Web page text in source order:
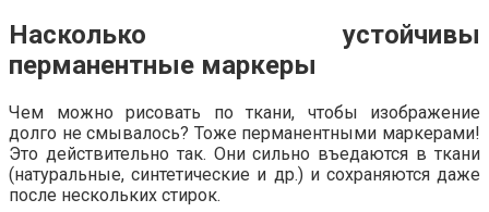
Насколько устойчивы
перманентные маркеры
Чем можно рисовать по ткани, чтобы изображение
долго не смывалось? Тоже перманентными маркерами!
Это действительно так. Они сильно въедаются в ткани
(натуральные, синтетические и др.) и сохраняются даже
после нескольких стирок.